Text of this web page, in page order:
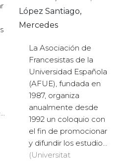
López Santiago,
Mercedes
La Asociación de
Francesistas de la
Universidad Española
(AFUE), fundada en
1987, organiza
anualmente desde
1992 un coloquio con
el fin de promocionar
y difundir los estudio...
(Universitat